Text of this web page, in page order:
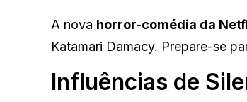
A nova horror-comédia da
Katamari Damacy. Prepare-se
Influências de